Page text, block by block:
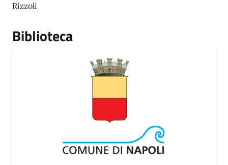
Rizzoli
Biblioteca